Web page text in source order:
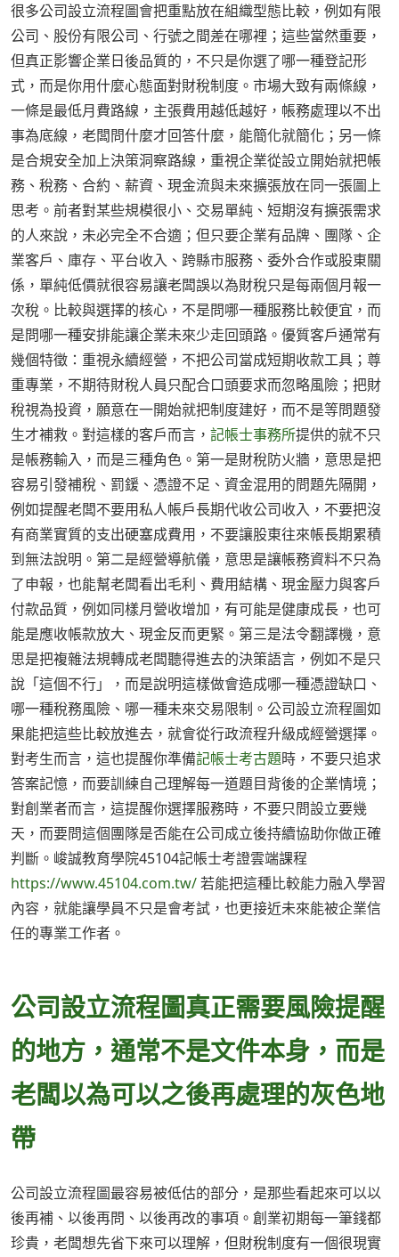
很多公司設立流程圖會把重點放在組織型態比較，例如有限
公司、股份有限公司、行號之間差在哪裡；這些當然重要，
但真正影響企業日後品質的，不只是你選了哪一種登記形
式，而是你用什麼心態面對財稅制度。市場大致有兩條線，
一條是最低月費路線，主張費用越低越好，帳務處理以不出
事為底線，老闆問什麼才回答什麼，能簡化就簡化；另一條
是合規安全加上決策洞察路線，重視企業從設立開始就把帳
務、稅務、合約、薪資、現金流與未來擴張放在同一張圖上
思考。前者對某些規模很小、交易單純、短期沒有擴張需求
的人來說，未必完全不合適；但只要企業有品牌、團隊、企
業客戶、庫存、平台收入、跨縣市服務、委外合作或股東關
係，單純低價就很容易讓老闆誤以為財稅只是每兩個月報一
次稅。比較與選擇的核心，不是問哪一種服務比較便宜，而
是問哪一種安排能讓企業未來少走回頭路。優質客戶通常有
幾個特徵：重視永續經營，不把公司當成短期收款工具；尊
重專業，不期待財稅人員只配合口頭要求而忽略風險；把財
稅視為投資，願意在一開始就把制度建好，而不是等問題發
生才補救。對這樣的客戶而言， 記帳士事務所提供的就不只
是帳務輸入，而是三種角色。第一是財稅防火牆，意思是把
容易引發補稅、罰鍰、憑證不足、資金混用的問題先隔開，
例如提醒老闆不要用私人帳戶長期代收公司收入，不要把沒
有商業實質的支出硬塞成費用，不要讓股東往來帳長期累積
到無法說明。第二是經營導航儀，意思是讓帳務資料不只為
了申報，也能幫老闆看出毛利、費用結構、現金壓力與客戶
付款品質，例如同樣月營收增加，有可能是健康成長，也可
能是應收帳款放大、現金反而更緊。第三是法令翻譯機，意
思是把複雜法規轉成老闆聽得進去的決策語言，例如不是只
說「這個不行」，而是說明這樣做會造成哪一種憑證缺口、
哪一種稅務風險、哪一種未來交易限制。公司設立流程圖如
果能把這些比較放進去，就會從行政流程升級成經營選擇。
對考生而言，這也提醒你準備記帳士考古題時，不要只追求
答案記憶，而要訓練自己理解每一道題目背後的企業情境；
對創業者而言，這提醒你選擇服務時，不要只問設立要幾
天，而要問這個團隊是否能在公司成立後持續協助你做正確
判斷。峻誠教育學院45104記帳士考證雲端課程
https://www.45104.com.tw/若能把這種比較能力融入學習
內容，就能讓學員不只是會考試，也更接近未來能被企業信
任的專業工作者。
公司設立流程圖真正需要風險提醒
的地方，通常不是文件本身，而是
老闆以為可以之後再處理的灰色地
帶
公司設立流程圖最容易被低估的部分，是那些看起來可以以
後再補、以後再問、以後再改的事項。創業初期每一筆錢都
珍貴，老闆想先省下來可以理解，但財稅制度有一個很現實